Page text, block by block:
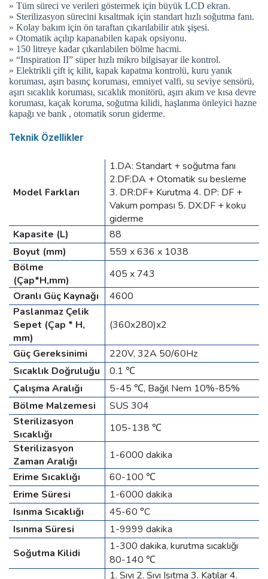
» Tüm süreci ve verileri göstermek için büyük LCD ekran.
» Sterilizasyon sürecini kısaltmak için standart hızlı soğutma fanı.
» Kolay bakım için ön taraftan çıkarılabilir atık şişesi.
» Otomatik açılıp kapanabilen kapak opsiyonu.
» 150 litreye kadar çıkarılabilen bölme hacmi.
» “Inspiration II” süper hızlı mikro bilgisayar ile kontrol.
» Elektrikli çift iç kilit, kapak kapatma kontrolü, kuru yanık
koruması, aşırı basınç koruması, emniyet valfi, su seviye sensörü,
aşırı sıcaklık koruması, sıcaklık monitörü, aşırı akım ve kısa devre
koruması, kaçak koruma, soğutma kilidi, haşlanma önleyici hazne
kapağı ve bank , otomatik sorun giderme.
Teknik Özellikler
Model Farkları
1.DA: Standart + soğutma fanı
2.DF:DA + Otomatik su besleme
3. DR:DF+ Kurutma 4. DP: DF +
Vakum pompası 5. DX:DF + koku
giderme
Kapasite (L)
88
Boyut (mm)
559 x 636 x 1038
Bölme
(Çap*H,mm)
405 x 743
Oranlı Güç Kaynağı
4600
Paslanmaz Çelik
Sepet (Çap * H,
mm)
(360x280)x2
Güç Gereksinimi
220V, 32A 50/60Hz
Sıcaklık Doğruluğu
0.1 ℃
Çalışma Aralığı
5-45 ℃, Bağıl Nem 10%-85%
Bölme Malzemesi
SUS 304
Sterilizasyon
Sıcaklığı
105-138 ℃
Sterilizasyon
Zaman Aralığı
1-6000 dakika
Erime Sıcaklığı
60-100 ℃
Erime Süresi
1-6000 dakika
Isınma Sıcaklığı
45-60 °C
Isınma Süresi
1-9999 dakika
Soğutma Kilidi
1-300 dakika, kurutma sıcaklığı
80-140 ℃
1. Sıvı 2. Sıvı Isıtma 3. Katılar 4.